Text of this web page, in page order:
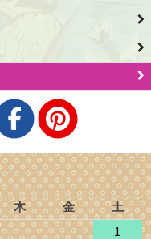
木 金
土
1